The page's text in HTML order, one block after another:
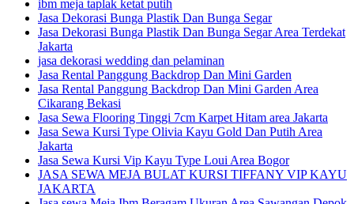
ibm meja taplak ketat putih
Jasa Dekorasi Bunga Plastik Dan Bunga Segar
Jasa Dekorasi Bunga Plastik Dan Bunga Segar Area Terdekat
Jakarta
jasa dekorasi wedding dan pelaminan
Jasa Rental Panggung Backdrop Dan Mini Garden
Jasa Rental Panggung Backdrop Dan Mini Garden Area
Cikarang Bekasi
Jasa Sewa Flooring Tinggi 7cm Karpet Hitam area Jakarta
Jasa Sewa Kursi Type Olivia Kayu Gold Dan Putih Area
Jakarta
Jasa Sewa Kursi Vip Kayu Type Loui Area Bogor
JASA SEWA MEJA BULAT KURSI TIFFANY VIP KAYU
JAKARTA